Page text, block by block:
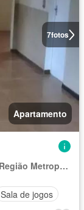
7fotos
Apartamento
Região Geográfica Imediata de Curitiba, Região Metropolitana de Curitiba
Sala de jogos